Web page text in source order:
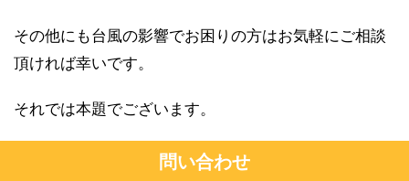
その他にも台風の影響でお困りの方はお気軽にご相談
頂ければ幸いです。
それでは本題でございます。
問い合わせ